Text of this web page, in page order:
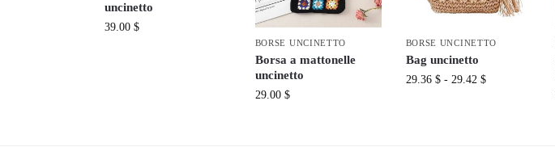
uncinetto
39.00 $
BORSE UNCINETTO
Borsa a mattonelle
uncinetto
29.00 $
BORSE UNCINETTO
Bag uncinetto
29.36 $ - 29.42 $